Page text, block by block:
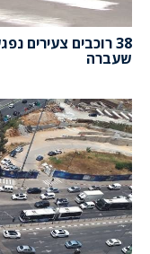
38 רוכבים צעירים
שעברה